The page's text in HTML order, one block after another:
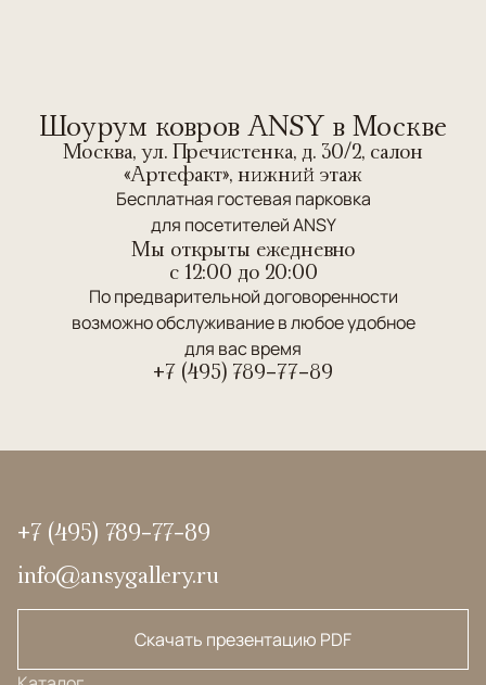
Шоурум ковров ANSY в Москве
Москва, ул. Пречистенка, д. 30/2, салон
«Артефакт», нижний этаж
Бесплатная гостевая парковка
для посетителей ANSY
Мы открыты ежедневно
c 12:00 до 20:00
По предварительной договоренности
возможно обслуживание в любое удобное
для вас время
+7 (495) 789-77-89
+7 (495) 789-77-89
info@ansygallery.ru
Скачать презентацию PDF